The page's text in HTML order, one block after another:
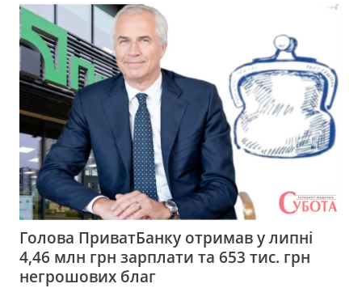
Голова ПриватБанку отримав у липні
4,46 млн грн зарплати та 653 тис. грн
негрошових благ